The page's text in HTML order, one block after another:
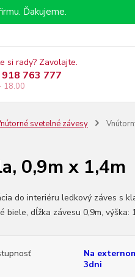
Ďakujeme.
si rady? Zavolajte.
763 777
18.00
svetelné závesy
0,9m x 1,4m
do interiéru ledkový záves s
biele, dĺžka závesu 0,9m, výška:
Na
3dni